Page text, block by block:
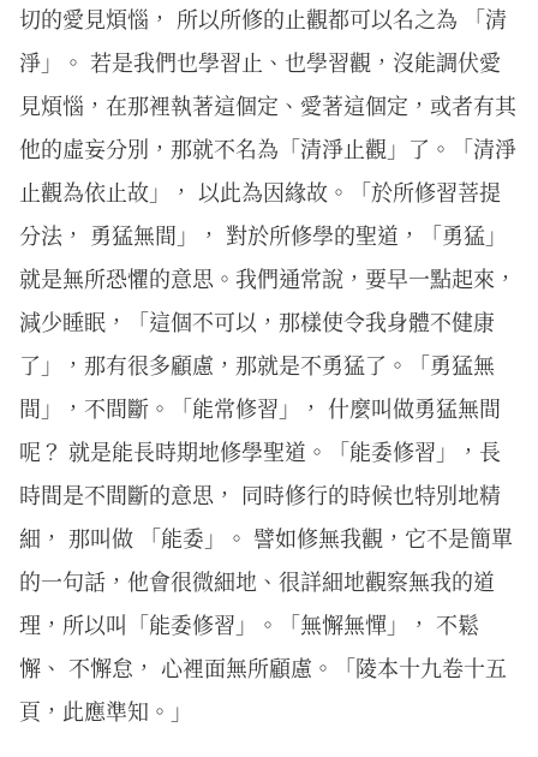
切的愛見煩惱， 所以所修的止觀都可以名之為 「清
淨」。 若是我們也學習止、也學習觀，沒能調伏愛
見煩惱，在那裡執著這個定、愛著這個定，或者有其
他的虛妄分別，那就不名為「清淨止觀」了。「清淨
止觀為依止故」， 以此為因緣故。「於所修習菩提
分法， 勇猛無間」， 對於所修學的聖道，「勇猛」
就是無所恐懼的意思。我們通常說，要早一點起來，
減少睡眠，「這個不可以，那樣使令我身體不健康
了」，那有很多顧慮，那就是不勇猛了。「勇猛無
間」，不間斷。「能常修習」， 什麼叫做勇猛無間
呢？ 就是能長時期地修學聖道。「能委修習」，長
時間是不間斷的意思， 同時修行的時候也特別地精
細， 那叫做 「能委」。 譬如修無我觀，它不是簡單
的一句話，他會很微細地、很詳細地觀察無我的道
理，所以叫「能委修習」。「無懈無憚」， 不鬆
懈、 不懈怠， 心裡面無所顧慮。「陵本十九卷十五
頁，此應準知。」